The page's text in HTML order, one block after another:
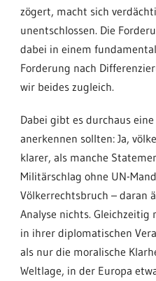
zögert, macht sich
unentschlossen. Die
dabei in einem
Forderung nach
wir beides zugleich.
Dabei gibt es durchaus
anerkennen sollten: Ja,
klarer, als manche
Militärschlag ohne UN-
Völkerrechtsbruch – daran
Analyse nichts.
in ihrer diplomatischen
als nur die moralische
Weltlage, in der Europa